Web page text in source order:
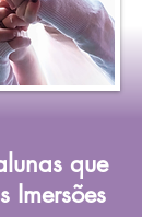
que
Imersões